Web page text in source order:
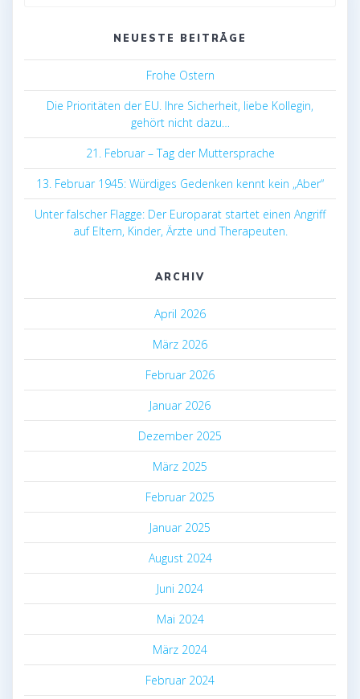
NEUESTE BEITRÄGE
Frohe Ostern
Die Prioritäten der EU. Ihre Sicherheit, liebe Kollegin,
gehört nicht dazu…
21. Februar – Tag der Muttersprache
13. Februar 1945: Würdiges Gedenken kennt kein „Aber“
Unter falscher Flagge: Der Europarat startet einen Angriff
auf Eltern, Kinder, Ärzte und Therapeuten.
ARCHIV
April 2026
März 2026
Februar 2026
Januar 2026
Dezember 2025
März 2025
Februar 2025
Januar 2025
August 2024
Juni 2024
Mai 2024
März 2024
Februar 2024